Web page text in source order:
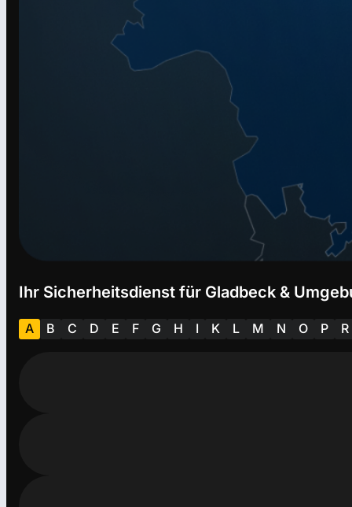
Ihr Sicherheitsdienst für Gladbeck &
A B C D E F G H I K L M N O P R